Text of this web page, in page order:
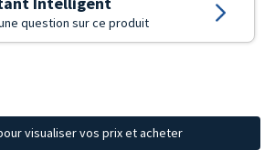
question sur ce produit
visualiser vos prix et acheter